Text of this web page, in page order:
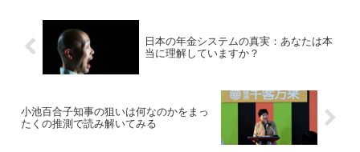
日本の年金システムの真実：あなたは本
当に理解していますか？
小池百合子知事の狙いは何なのかをまっ
たくの推測で読み解いてみる